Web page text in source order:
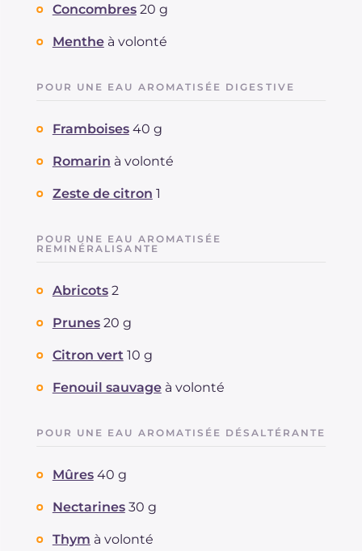
Concombres 20 g
Menthe à volonté
POUR UNE EAU AROMATISÉE DIGESTIVE
Framboises 40 g
Romarin à volonté
Zeste de citron 1
POUR UNE EAU AROMATISÉE
REMINÉRALISANTE
Abricots 2
Prunes 20 g
Citron vert 10 g
Fenouil sauvage à volonté
POUR UNE EAU AROMATISÉE DÉSALTÉRANTE
Mûres 40 g
Nectarines 30 g
Thym à volonté